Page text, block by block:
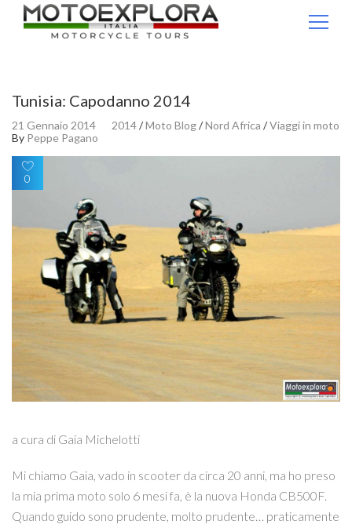
Tunisia: Capodanno 2014
21 Gennaio 2014 2014/Moto Blog/Nord Africa /Viaggi in moto
By Peppe Pagano
0
a cura di Gaia Michelotti
Mi chiamo Gaia, vado in scooter da circa 20 anni, ma ho preso
la mia prima moto solo 6 mesi fa, è la nuova Honda CB500F.
Quando guido sono prudente, molto prudente… praticamente